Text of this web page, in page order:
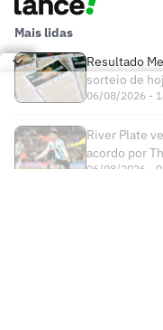
Mais lidas
Resultado
sorteio de
06/08/2026 -
River Plate
acordo por
06/08/2026 -